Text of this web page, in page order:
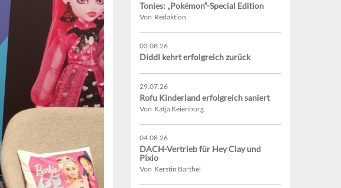
Tonies: „Pokémon“-Special Edition
Von Redaktion
03.08.26
Diddl kehrt erfolgreich zurück
29.07.26
Rofu Kinderland erfolgreich saniert
Von Katja Keienburg
04.08.26
DACH-Vertrieb für Hey Clay und
Pixio
Von Kerstin Barthel